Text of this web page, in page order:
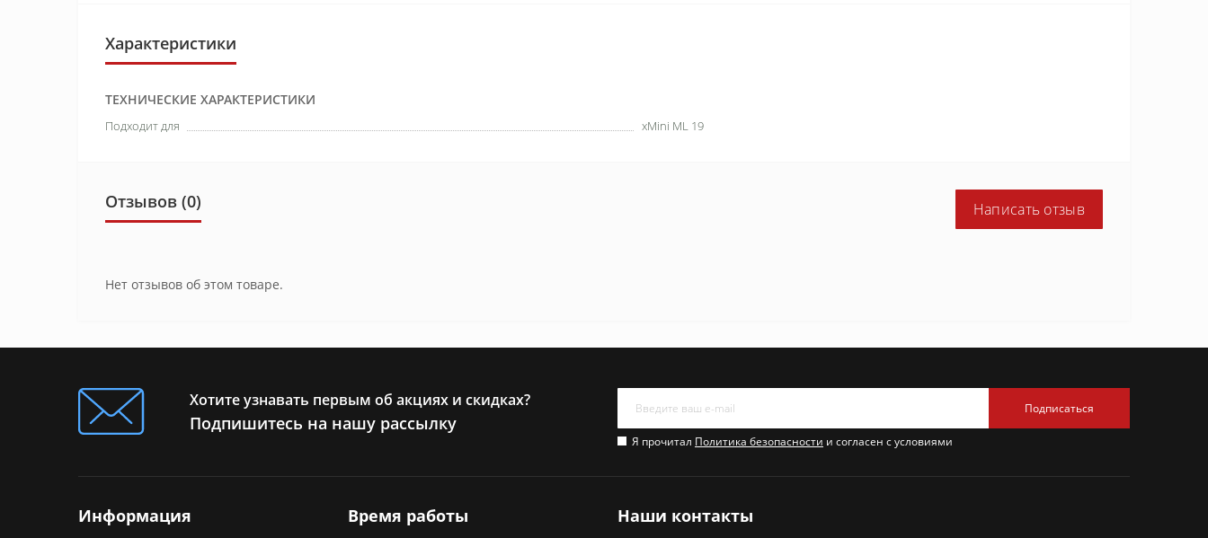
Характеристики
ТЕХНИЧЕСКИЕ ХАРАКТЕРИСТИКИ
Подходит для xMini ML 19
Отзывов (0) Написать отзыв
Нет отзывов об этом товаре.
Хотите узнавать первым об акциях и скидках?
Подпишитесь на нашу рассылку
Подписаться
Я прочитал Политика безопасности и согласен с условиями
Информация Время работы Наши контакты